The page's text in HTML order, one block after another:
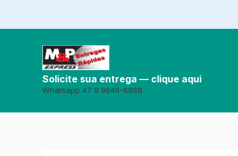
Solicite sua entrega — clique aqui
Whatsapp 47 9 9646-6888